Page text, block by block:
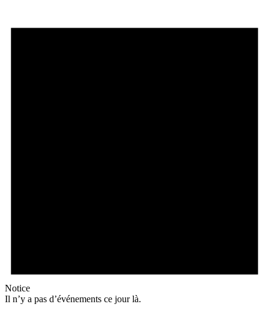
Notice
Il n’y a pas d’événements ce jour là.